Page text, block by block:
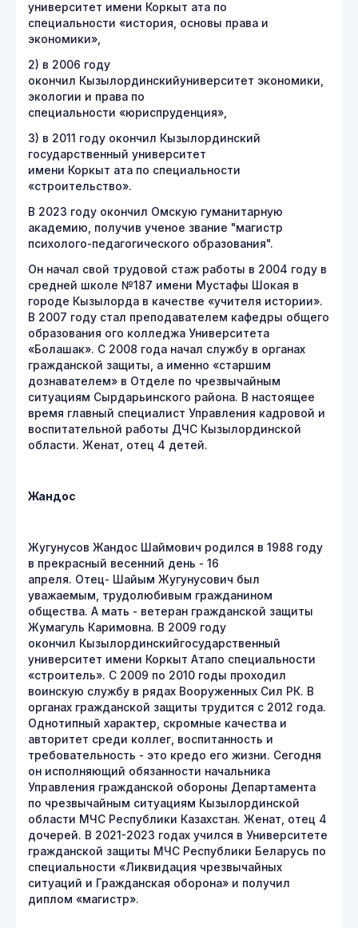
университет имени Коркыт ата по
специальности «история, основы права и
экономики»,
2) в 2006 году
окончил Кызылординскийуниверситет экономики,
экологии и права по
специальности «юриспруденция»,
3) в 2011 году окончил Кызылординский
государственный университет
имени Коркыт ата по специальности
«строительство».
В 2023 году окончил Омскую гуманитарную
академию, получив ученое звание "магистр
психолого-педагогического образования".
Он начал свой трудовой стаж работы в 2004 году в
средней школе №187 имени Мустафы Шокая в
городе Кызылорда в качестве «учителя истории».
В 2007 году стал преподавателем кафедры общего
образования ого колледжа Университета
«Болашак». С 2008 года начал службу в органах
гражданской защиты, а именно «старшим
дознавателем» в Отделе по чрезвычайным
ситуациям Сырдарьинского района. В настоящее
время главный специалист Управления кадровой и
воспитательной работы ДЧС Кызылординской
области. Женат, отец 4 детей.
Жандос
Жугунусов Жандос Шаймович родился в 1988 году
в прекрасный весенний день - 16
апреля. Отец- Шайым Жугунусович был
уважаемым, трудолюбивым гражданином
общества. А мать - ветеран гражданской защиты
Жумагуль Каримовна. В 2009 году
окончил Кызылординскийгосударственный
университет имени Коркыт Атапо специальности
«строитель». С 2009 по 2010 годы проходил
воинскую службу в рядах Вооруженных Сил РК. В
органах гражданской защиты трудится с 2012 года.
Однотипный характер, скромные качества и
авторитет среди коллег, воспитанность и
требовательность - это кредо его жизни. Сегодня
он исполняющий обязанности начальника
Управления гражданской обороны Департамента
по чрезвычайным ситуациям Кызылординской
области МЧС Республики Казахстан. Женат, отец 4
дочерей. В 2021-2023 годах учился в Университете
гражданской защиты МЧС Республики Беларусь по
специальности «Ликвидация чрезвычайных
ситуаций и Гражданская оборона» и получил
диплом «магистр».